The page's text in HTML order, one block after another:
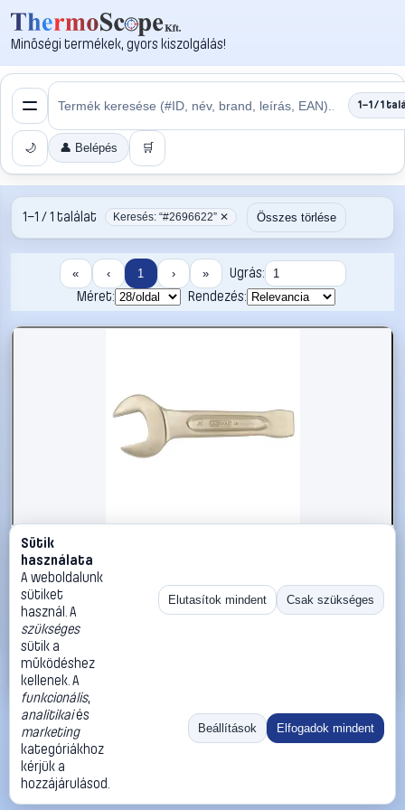
Minőségi termékek, gyors kiszolgálás!
1–1 / 1
🌙 👤 Belépés 🛒
1–1 / 1 találat Keresés: “#2696622” ✕ Összes törlése
« ‹ 1 › »
Ugrás:
Méret:
Rendezés:
#2696622
KS Tools 9637723 963.7723 Ütős csavarkulcs
Kulcsszélesség (coll) 4 1/2
KS Tools Egyoldalas villáskulcsok
443 990 Ft
Kosárba
«
Ugrás:
Méret:
Rendezés:
©2026
ThermoScope
ÁSZF
Cégbemutató
Sütik
használata
A weboldalunk
sütiket
használ. A
szükséges
sütik a
működéshez
kellenek. A
funkcionális,
analitikaiés
marketing
kategóriákhoz
kérjük a
hozzájárulásod.
Elutasítok mindent Csak szükséges
Beállítások Elfogadok mindent